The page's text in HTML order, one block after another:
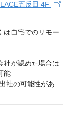
五反田 4F
は自宅でのリモー
が認めた場合は
能
社の可能性があ